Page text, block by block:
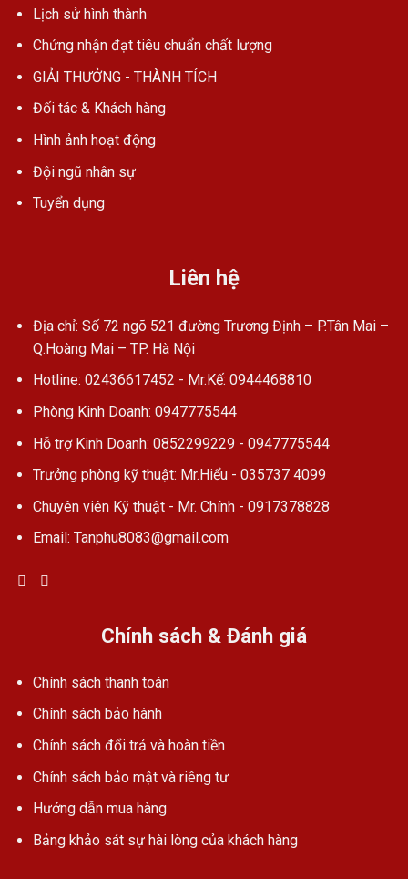
Lịch sử hình thành
Chứng nhận đạt tiêu chuẩn chất lượng
GIẢI THƯỞNG - THÀNH TÍCH
Đối tác & Khách hàng
Hình ảnh hoạt động
Đội ngũ nhân sự
Tuyển dụng
Liên hệ
Địa chỉ: Số 72 ngõ 521 đường Trương Định – P.Tân Mai –
Q.Hoàng Mai – TP. Hà Nội
Hotline: 02436617452 - Mr.Kế: 0944468810
Phòng Kinh Doanh: 0947775544
Hỗ trợ Kinh Doanh: 0852299229 - 0947775544
Trưởng phòng kỹ thuật: Mr.Hiểu - 035737 4099
Chuyên viên Kỹ thuật - Mr. Chính - 0917378828
Email: Tanphu8083@gmail.com
Chính sách & Đánh giá
Chính sách thanh toán
Chính sách bảo hành
Chính sách đổi trả và hoàn tiền
Chính sách bảo mật và riêng tư
Hướng dẫn mua hàng
Bảng khảo sát sự hài lòng của khách hàng